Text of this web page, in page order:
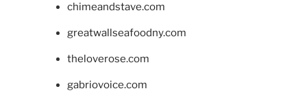
chimeandstave.com
greatwallseafoodny.com
theloverose.com
gabriovoice.com